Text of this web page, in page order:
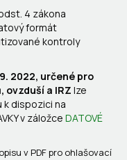
4 zákona
formát
kontroly
2022, určené pro
ovzduší a IRZ lze
k dispozici na
v záložce DATOVÉ
v PDF pro ohlašovací